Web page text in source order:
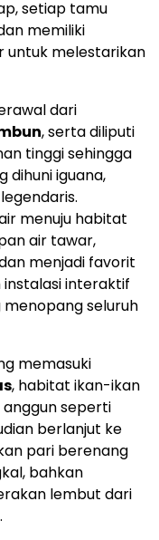
setiap tamu
memiliki
untuk melestarikan
dari
, serta diliputi
tinggi sehingga
dihuni iguana,
menuju habitat
air tawar,
menjadi favorit
instalasi interaktif
seluruh
memasuki
, habitat ikan-ikan
seperti
berlanjut ke
pari berenang
bahkan
lembut dari